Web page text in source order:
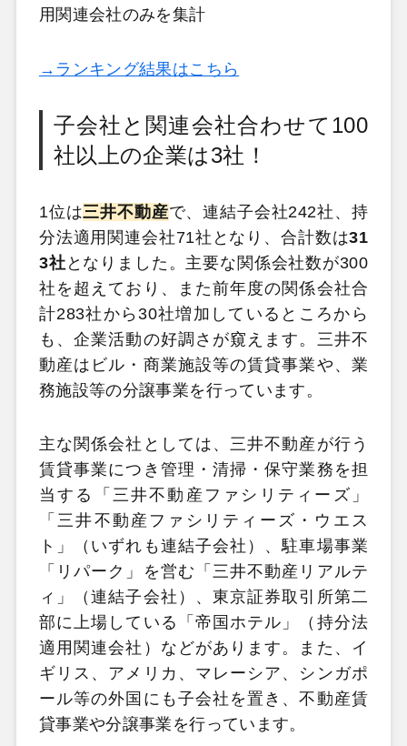
用関連会社のみを集計
→ランキング結果はこちら
子会社と関連会社合わせて100
社以上の企業は3社！
1位は三井不動産で、連結子会社242社、持
分法適用関連会社71社となり、合計数は31
3社 となりました。主要な関係会社数が300
社を超えており、また前年度の関係会社合
計283社から30社増加しているところから
も、企業活動の好調さが窺えます。三井不
動産はビル・商業施設等の賃貸事業や、業
務施設等の分譲事業を行っています。
主な関係会社としては、三井不動産が行う
賃貸事業につき管理・清掃・保守業務を担
当する「三井不動産ファシリティーズ」
「三井不動産ファシリティーズ・ウエス
ト」（いずれも連結子会社）、駐車場事業
「リパーク」を営む「三井不動産リアルテ
ィ」（連結子会社）、東京証券取引所第二
部に上場している「帝国ホテル」（持分法
適用関連会社）などがあります。また、イ
ギリス、アメリカ、マレーシア、シンガポ
ール等の外国にも子会社を置き、不動産賃
貸事業や分譲事業を行っています。